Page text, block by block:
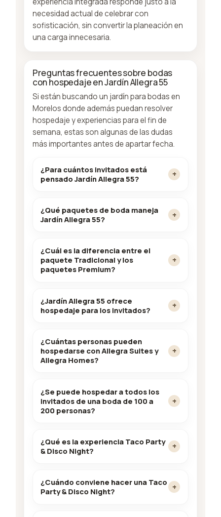
necesidad actual de celebrar con
sofisticación, sin convertir la planeación en
una carga innecesaria.
Preguntas frecuentes sobre bodas
con hospedaje en Jardín Allegra 55
Si están buscando un jardín para bodas en
Morelos donde además puedan resolver
hospedaje y experiencias para el fin de
semana, estas son algunas de las dudas
más importantes antes de apartar fecha.
¿Para cuántos invitados está
pensado Jardín Allegra 55?
¿Qué paquetes de boda maneja
Jardín Allegra 55?
¿Cuál es la diferencia entre el
paquete Tradicional y los
paquetes Premium?
¿Jardín Allegra 55 ofrece
hospedaje para los invitados?
¿Cuántas personas pueden
hospedarse con Allegra Suites y
Allegra Homes?
¿Se puede hospedar a todos los
invitados de una boda de 100 a
200 personas?
¿Qué es la experiencia Taco Party
& Disco Night?
¿Cuándo conviene hacer una Taco
Party & Disco Night?